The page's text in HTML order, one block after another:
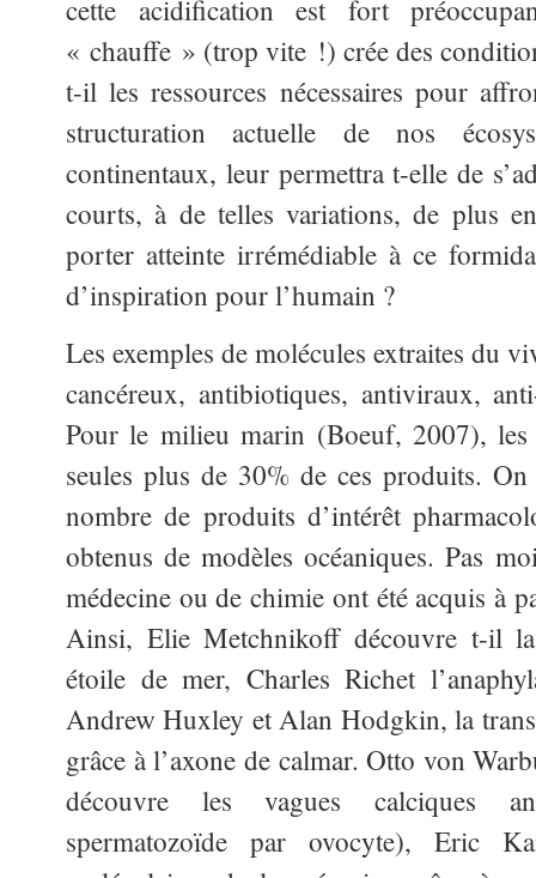
cette acidification est fort
« chauffe » (trop vite !) crée des
t-il les ressources nécessaires pour
structuration actuelle de nos
continentaux, leur permettra t-elle de
courts, à de telles variations, de plus
porter atteinte irrémédiable à ce
d’inspiration pour l’humain ?
Les exemples de molécules extraites du
cancéreux, antibiotiques, antiviraux,
Pour le milieu marin (Boeuf, 2007), les
seules plus de 30% de ces produits.
nombre de produits d’intérêt
obtenus de modèles océaniques. Pas
médecine ou de chimie ont été acquis à
Ainsi, Elie Metchnikoff découvre t-il
étoile de mer, Charles Richet
Andrew Huxley et Alan Hodgkin, la
grâce à l’axone de calmar. Otto von
découvre les vagues calciques
spermatozoïde par ovocyte), Eric